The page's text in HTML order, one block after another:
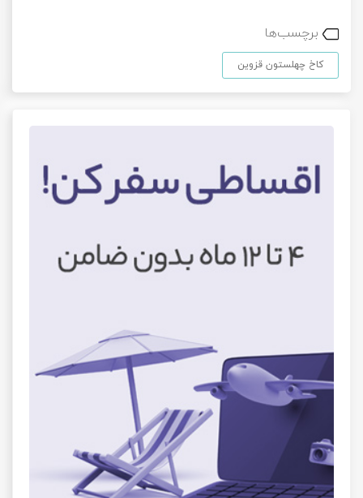
برچسب‌ها
کاخ چهلستون قزوین